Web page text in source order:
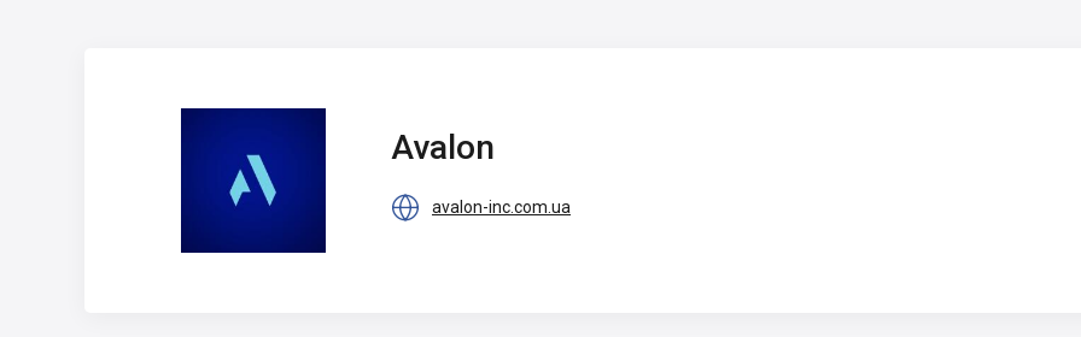
Avalon
 avalon-inc.com.ua